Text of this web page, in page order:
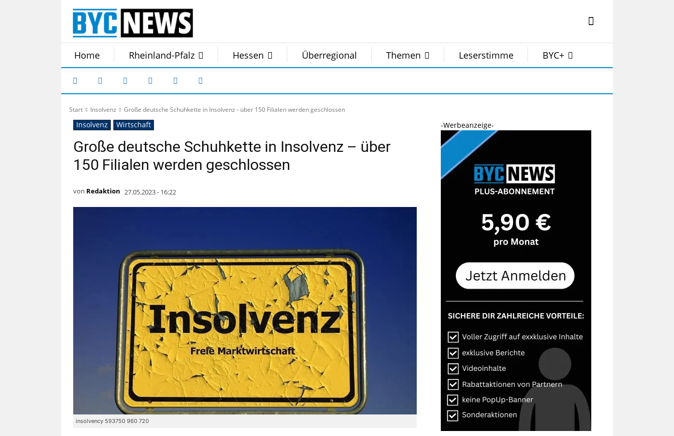
Home Rheinland-Pfalz Hessen Überregional Themen Leserstimme BYC+
Start Insolvenz Große deutsche Schuhkette in Insolvenz - über 150 Filialen werden geschlossen
Insolvenz Wirtschaft
Große deutsche Schuhkette in Insolvenz – über
150 Filialen werden geschlossen
von Redaktion 27.05.2023 - 16:22
insolvency 593750 960 720
-Werbeanzeige-